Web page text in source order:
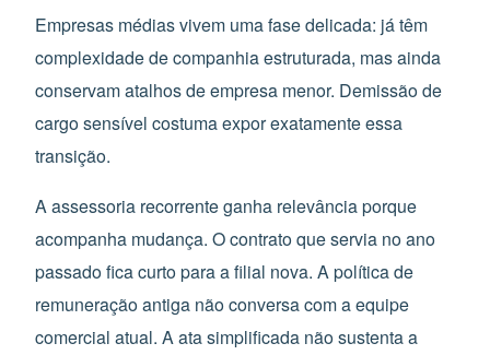
Empresas médias vivem uma fase delicada: já têm
complexidade de companhia estruturada, mas ainda
conservam atalhos de empresa menor. Demissão de
cargo sensível costuma expor exatamente essa
transição.
A assessoria recorrente ganha relevância porque
acompanha mudança. O contrato que servia no ano
passado fica curto para a filial nova. A política de
remuneração antiga não conversa com a equipe
comercial atual. A ata simplificada não sustenta a